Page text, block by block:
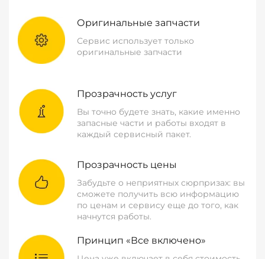
Оригинальные запчасти
Сервис использует только
оригинальные запчасти
Прозрачность услуг
Вы точно будете знать, какие именно
запасные части и работы входят в
каждый сервисный пакет.
Прозрачность цены
Забудьте о неприятных сюрпризах: вы
сможете получить всю информацию
по ценам и сервису еще до того, как
начнутся работы.
Принцип «Все включено»